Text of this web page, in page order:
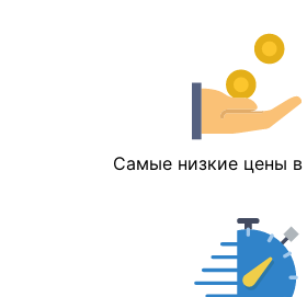
Самые низкие цены в